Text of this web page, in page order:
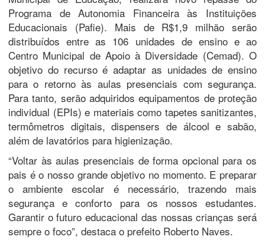
Programa de Autonomia Financeira às Instituições
Educacionais (Pafie). Mais de R$1,9 milhão serão
distribuídos entre as 106 unidades de ensino e ao
Centro Municipal de Apoio à Diversidade (Cemad). O
objetivo do recurso é adaptar as unidades de ensino
para o retorno às aulas presenciais com segurança.
Para tanto, serão adquiridos equipamentos de proteção
individual (EPIs) e materiais como tapetes sanitizantes,
termômetros digitais, dispensers de álcool e sabão,
além de lavatórios para higienização.
“Voltar às aulas presenciais de forma opcional para os
pais é o nosso grande objetivo no momento. E preparar
o ambiente escolar é necessário, trazendo mais
segurança e conforto para os nossos estudantes.
Garantir o futuro educacional das nossas crianças será
sempre o foco”, destaca o prefeito Roberto Naves.